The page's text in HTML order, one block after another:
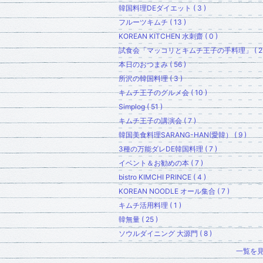
韓国料理DEダイエット ( 3 )
フルーツキムチ ( 13 )
KOREAN KITCHEN 水刺齋 ( 0 )
試食会「マッコリとキムチ王子の手料理」 (
本日のおつまみ ( 56 )
所沢の韓国料理 ( 3 )
キムチ王子のグルメ会 ( 10 )
Simplog ( 51 )
キムチ王子の講演会 ( 7 )
韓国美食料理SARANG-HAN(愛韓） ( 9 )
3種の万能ダレDE韓国料理 ( 7 )
イベント＆お勧めの本 ( 7 )
bistro KIMCHI PRINCE ( 4 )
KOREAN NOODLE オール集合 ( 7 )
キムチ活用料理 ( 1 )
韓無量 ( 25 )
ソウルダイニング 大源門 ( 8 )
一覧を